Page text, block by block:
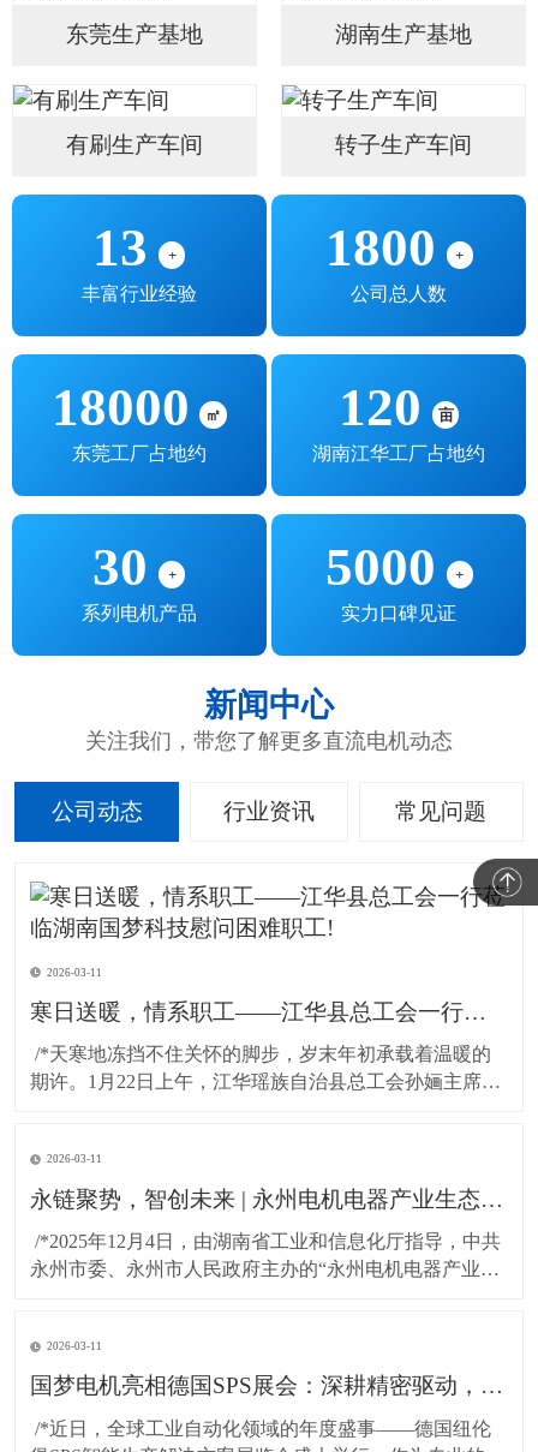
东莞生产基地 湖南生产基地
有刷生产车间 转子生产车间
13 +
丰富行业经验
1800 +
公司总人数
18000 ㎡
东莞工厂占地约
120 亩
湖南江华工厂占地约
30 +
系列电机产品
5000 +
实力口碑见证
新闻中心
关注我们，带您了解更多直流电机动态
公司动态 行业资讯 常见问题
2026-03-11
寒日送暖，情系职工——江华县总工会一行莅临湖南国梦科技慰问困难职工!
期许。1月22日上午，江华瑶族自治县总工会孙婳主席、
挂，专程到访湖南国梦科技开展慰问活动，为百余名坚
守岗位的困难职工送上精心准备的粮油物资，以
2026-03-11
永链聚势，智创未来 | 永州电机电器产业生态对接会在湖南国梦园区隆重召开！
永州市委、永州市人民政府主办的“永州电机电器产业生
图”为主题，汇聚了政府领导、行业专家与产业链伙伴，
共商发展大计，共谋协同未来。*
2026-03-11
国梦电机亮相德国SPS展会：深耕精密驱动，连接全球智造！